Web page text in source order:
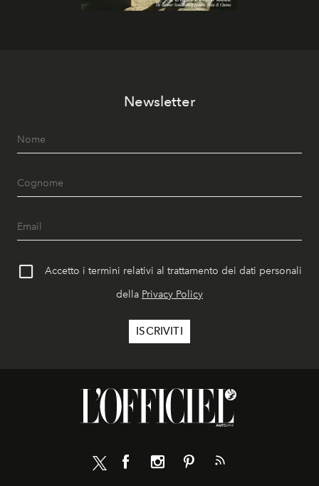
Newsletter
Accetto i termini relativi al trattamento dei dati personali
della Privacy Policy